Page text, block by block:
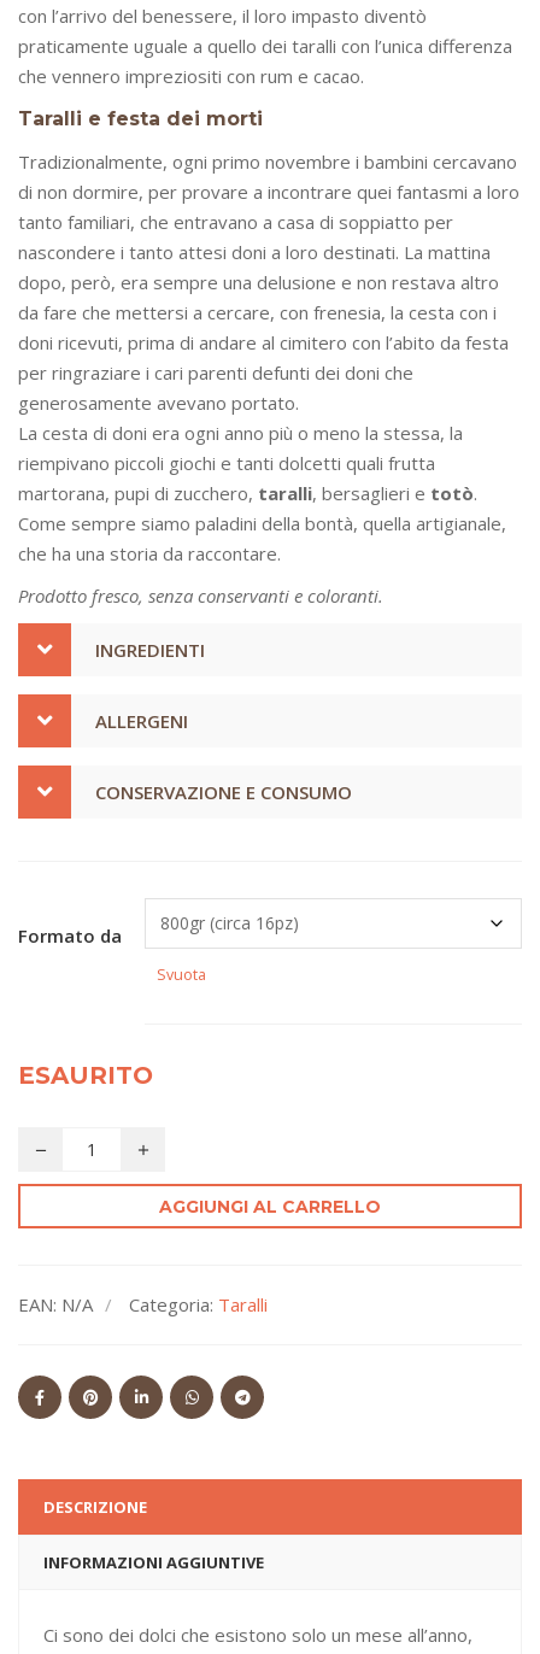
con l’arrivo del benessere, il loro impasto diventò
praticamente uguale a quello dei taralli con l’unica differenza
che vennero impreziositi con rum e cacao.
Taralli e festa dei morti
Tradizionalmente, ogni primo novembre i bambini cercavano
di non dormire, per provare a incontrare quei fantasmi a loro
tanto familiari, che entravano a casa di soppiatto per
nascondere i tanto attesi doni a loro destinati. La mattina
dopo, però, era sempre una delusione e non restava altro
da fare che mettersi a cercare, con frenesia, la cesta con i
doni ricevuti, prima di andare al cimitero con l’abito da festa
per ringraziare i cari parenti defunti dei doni che
generosamente avevano portato.
La cesta di doni era ogni anno più o meno la stessa, la
riempivano piccoli giochi e tanti dolcetti quali frutta
martorana, pupi di zucchero, taralli, bersaglieri e totò.
Come sempre siamo paladini della bontà, quella artigianale,
che ha una storia da raccontare.
Prodotto fresco, senza conservanti e coloranti.
INGREDIENTI
ALLERGENI
CONSERVAZIONE E CONSUMO
Formato da
Svuota
ESAURITO
AGGIUNGI AL CARRELLO
EAN: N/A Categoria: Taralli
DESCRIZIONE
INFORMAZIONI AGGIUNTIVE
Ci sono dei dolci che esistono solo un mese all’anno,